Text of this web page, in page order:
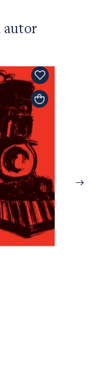
autor